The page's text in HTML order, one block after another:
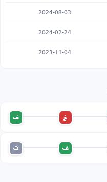
2024-08-03
2024-02-24
2023-11-04
خ ف
ف ت